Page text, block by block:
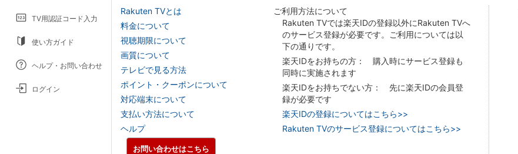
TV用認証コード入力
使い方ガイド
ヘルプ・お問い合わせ
ログイン
Rakuten TVとは
料金について
視聴期限について
画質について
テレビで見る方法
ポイント・クーポンについて
対応端末について
支払い方法について
ヘルプ
ご利用方法について
Rakuten TVでは楽天IDの登録以外にRakuten TVへ
のサービス登録が必要です。ご利用については以
下の通りです。
楽天IDをお持ちの方： 購入時にサービス登録も
同時に実施されます
楽天IDをお持ちでない方： 先に楽天IDの会員登
録が必要です
楽天IDの登録についてはこちら>>
Rakuten TVのサービス登録についてはこちら>>
お問い合わせはこちら